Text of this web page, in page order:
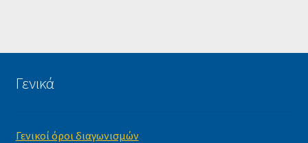
Γενικά
Γενικοί όροι διαγωνισμών